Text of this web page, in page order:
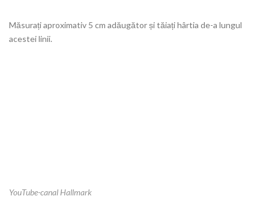
Măsurați aproximativ 5 cm adăugător și tăiați hârtia de-a lungul
acestei linii.
YouTube-canal Hallmark